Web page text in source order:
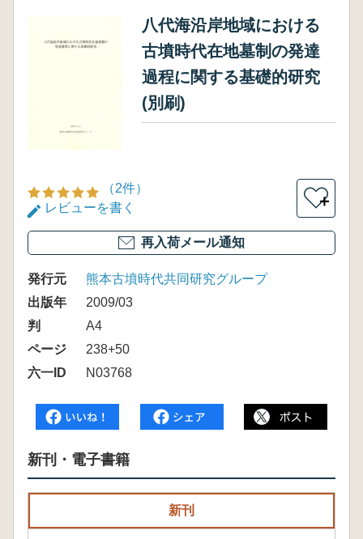
八代海沿岸地域における
古墳時代在地墓制の発達
過程に関する基礎的研究
(別刷)
（2件）
レビューを書く
＋
再入荷メール通知
発行元
熊本古墳時代共同研究グループ
出版年
2009/03
判
A4
ページ
238+50
六一ID
N03768
新刊・電子書籍
新刊